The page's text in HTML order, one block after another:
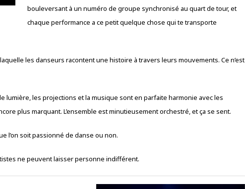
bouleversant à un numéro de groupe synchronisé au quart de tour, et
chaque performance a ce petit quelque chose qui te transporte
laquelle les danseurs racontent une histoire à travers leurs mouvements. Ce n’est
lumière, les projections et la musique sont en parfaite harmonie avec les
plus marquant. L’ensemble est minutieusement orchestré, et ça se sent.
l’on soit passionné de danse ou non.
ne peuvent laisser personne indifférent.